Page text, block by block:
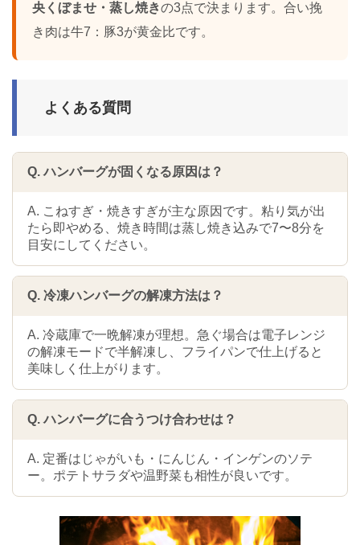
央くぼませ・蒸し焼きの3点で決まります。合い挽
き肉は牛7：豚3が黄金比です。
よくある質問
Q. ハンバーグが固くなる原因は？
A. こねすぎ・焼きすぎが主な原因です。粘り気が出
たら即やめる、焼き時間は蒸し焼き込みで7〜8分を
目安にしてください。
Q. 冷凍ハンバーグの解凍方法は？
A. 冷蔵庫で一晩解凍が理想。急ぐ場合は電子レンジ
の解凍モードで半解凍し、フライパンで仕上げると
美味しく仕上がります。
Q. ハンバーグに合うつけ合わせは？
A. 定番はじゃがいも・にんじん・インゲンのソテ
ー。ポテトサラダや温野菜も相性が良いです。